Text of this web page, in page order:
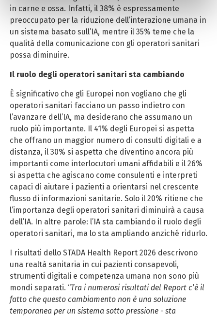
effettuare analisi statistiche e per consentirci di inviare
pubblicità, anche personalizzata. Per accettare i cookie
analitici e di profilazione, clicca su «Accetta tutti». Per
gestire o disabilitare i cookie clicca su «Personalizza».
Per chiudere il banner e rifiutarli clicca sul tasto
«RIFIUTA»; in questo caso, la navigazione proseguirà
informazioni, ti invitiamo a leggere la nostra Cookie
Policy.
in carne e ossa. Infatti, il 38% è espressamente
preoccupato per la riduzione dell’interazione umana in
un sistema basato sull’IA, mentre il 35% teme che la
qualità della comunicazione con gli operatori sanitari
possa diminuire.
Il ruolo degli operatori sanitari sta cambiando
È significativo che gli Europei non vogliano che gli
operatori sanitari facciano un passo indietro con
l’avanzare dell’IA, ma desiderano che assumano un
ruolo più importante. Il 41% degli Europei si aspetta
che offrano un maggior numero di consulti digitali e a
distanza, il 30% si aspetta che diventino ancora più
importanti come interlocutori umani affidabili e il 26%
si aspetta che agiscano come consulenti e interpreti
capaci di aiutare i pazienti a orientarsi nel crescente
flusso di informazioni sanitarie. Solo il 20% ritiene che
l’importanza degli operatori sanitari diminuirà a causa
dell’IA. In altre parole: l’IA sta cambiando il ruolo degli
operatori sanitari, ma lo sta ampliando anziché ridurlo.
I risultati dello STADA Health Report 2026 descrivono
una realtà sanitaria in cui pazienti consapevoli,
strumenti digitali e competenza umana non sono più
mondi separati. “Tra i numerosi risultati del Report c’è il
fatto che questo cambiamento non è una soluzione
temporanea per un sistema sotto pressione - sta